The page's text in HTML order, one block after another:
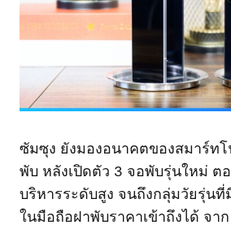
ซัมซุง ยังมองอนาคตของสมาร์ท
พับ หลังเปิดตัว 3 จอพับรุ่นใหม่ ต
บริหารระดับสูง จนถึงกลุ่มวัยรุ่นที่
ในมือถือฝาพับราคาเข้าถึงได้ จา